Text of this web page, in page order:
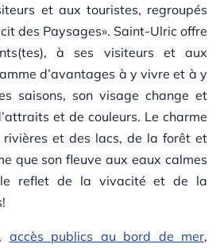
et aux touristes, regroupés
des Paysages». Saint-Ulric offre
à ses visiteurs et aux
d’avantages à y vivre et à y
saisons, son visage change et
et de couleurs. Le charme
rivières et des lacs, de la forêt et
que son fleuve aux eaux calmes
le reflet de la vivacité et de la
, accès publics au bord de mer,